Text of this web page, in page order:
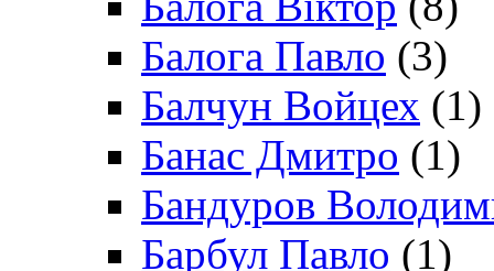
Балога Павло (3)
Балчун Войцех (1)
Банас Дмитро (1)
Бандуров
Барбул Павло (1)